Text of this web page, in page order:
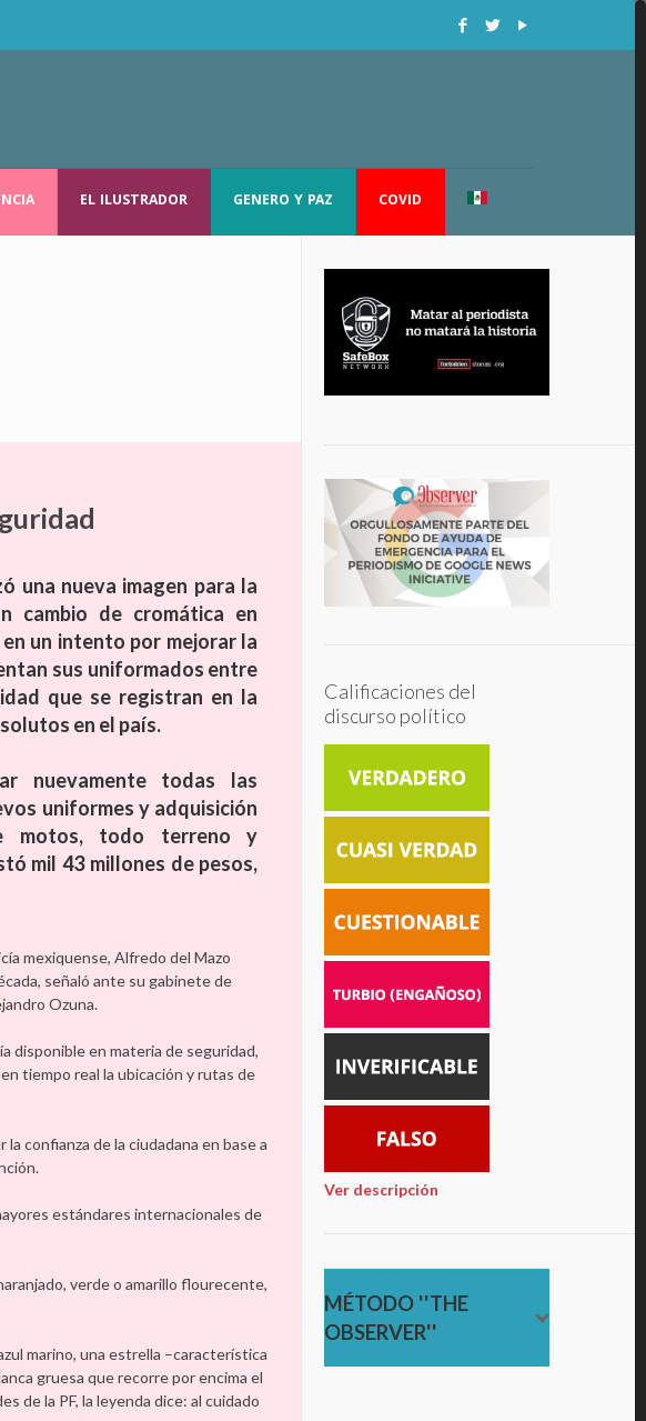
EL ILUSTRADOR GENERO Y PAZ COVID
una nueva imagen para la
cambio de cromática en
un intento por mejorar la
sus uniformados entre
que se registran en la
en el país.
nuevamente todas las
uniformes y adquisición
motos, todo terreno y
mil 43 millones de pesos,
mexiquense, Alfredo del Mazo
señaló ante su gabinete de
Ozuna.
disponible en materia de seguridad,
tiempo real la ubicación y rutas de
confianza de la ciudadana en base a
estándares internacionales de
verde o amarillo flourecente,
marino, una estrella –característica
gruesa que recorre por encima el
de la PF, la leyenda dice: al cuidado
Calificaciones del
discurso político
Ver descripción
MÉTODO ''THE
OBSERVER''